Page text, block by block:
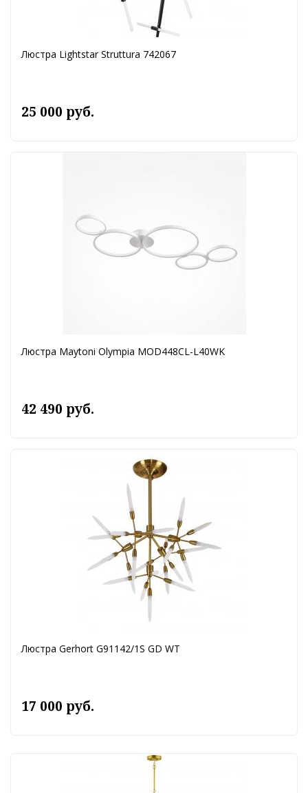
Люстра Lightstar Struttura 742067
25 000 руб.
Люстра Maytoni Olympia MOD448CL-L40WK
42 490 руб.
Люстра Gerhort G91142/1S GD WT
17 000 руб.